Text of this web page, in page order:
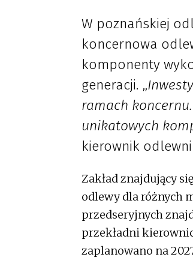
W poznańskiej
koncernowa
komponenty
generacji. „
ramach
unikatowych
kierownik odlewni
Zakład znajdujący
odlewy dla różnych
przedseryjnych
przekładni
zaplanowano na